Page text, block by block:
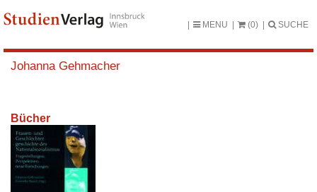
MENU (0) SUCHE
Johanna Gehmacher
Bücher